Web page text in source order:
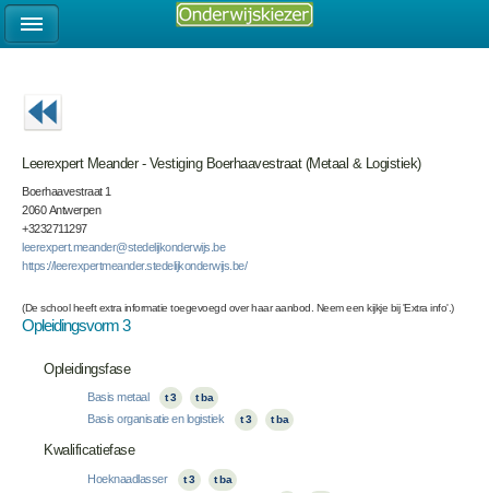
Leerexpert Meander - Vestiging Boerhaavestraat (Metaal & Logistiek)
Boerhaavestraat 1
2060 Antwerpen
+3232711297
leerexpert.meander@stedelijkonderwijs.be
https://leerexpertmeander.stedelijkonderwijs.be/
(De school heeft extra informatie toegevoegd over haar aanbod. Neem een kijkje bij 'Extra info'.)
Opleidingsvorm 3
Opleidingsfase
Basis metaal t 3 t ba
Basis organisatie en logistiek t 3 t ba
Kwalificatiefase
Hoeknaadlasser t 3 t ba